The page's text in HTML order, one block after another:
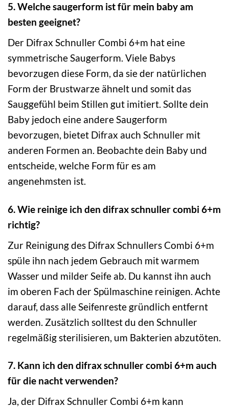
5. Welche saugerform ist für mein baby am
besten geeignet?
Der Difrax Schnuller Combi 6+m hat eine
symmetrische Saugerform. Viele Babys
bevorzugen diese Form, da sie der natürlichen
Form der Brustwarze ähnelt und somit das
Sauggefühl beim Stillen gut imitiert. Sollte dein
Baby jedoch eine andere Saugerform
bevorzugen, bietet Difrax auch Schnuller mit
anderen Formen an. Beobachte dein Baby und
entscheide, welche Form für es am
angenehmsten ist.
6. Wie reinige ich den difrax schnuller combi 6+m
richtig?
Zur Reinigung des Difrax Schnullers Combi 6+m
spüle ihn nach jedem Gebrauch mit warmem
Wasser und milder Seife ab. Du kannst ihn auch
im oberen Fach der Spülmaschine reinigen. Achte
darauf, dass alle Seifenreste gründlich entfernt
werden. Zusätzlich solltest du den Schnuller
regelmäßig sterilisieren, um Bakterien abzutöten.
7. Kann ich den difrax schnuller combi 6+m auch
für die nacht verwenden?
Ja, der Difrax Schnuller Combi 6+m kann